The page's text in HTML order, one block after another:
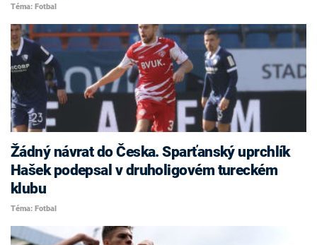
Téma: Fotbal
Žádný návrat do Česka. Sparťanský uprchlík
Hašek podepsal v druholigovém tureckém
klubu
Téma: Fotbal